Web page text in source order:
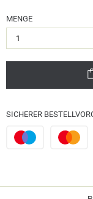
MENGE
SICHERER